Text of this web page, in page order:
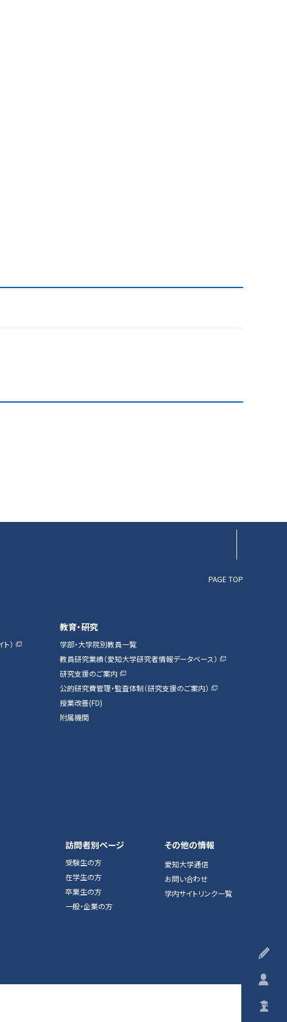
PAGE TOP
）
教育・研究
学部・大学院別教員一覧
教員研究業績（愛知大学研究者情報データベース）
研究支援のご案内
公的研究費管理・監査体制（研究支援のご案内）
授業改善(FD)
附属機関
訪問者別ページ
受験生の方
在学生の方
卒業生の方
一般・企業の方
その他の情報
愛知大学通信
お問い合わせ
学内サイトリンク一覧